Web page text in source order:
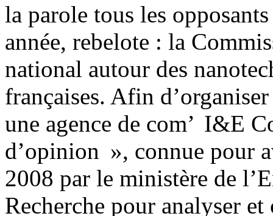
la parole tous les
année, rebelote : la
national autour des
françaises. Afin
une agence de com’ I&E
d’opinion », connue pour
2008 par le ministère de
Recherche pour analyser